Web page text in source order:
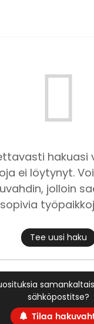
hakuasi
ei löytynyt.
jolloin
Tee uusi haku
sähköpostitse?
Tilaa